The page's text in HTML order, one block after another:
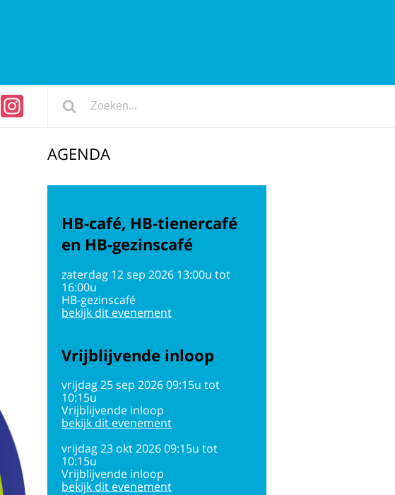
FacebookInstagram
AGENDA
HB-café, HB-tienercafé
en HB-gezinscafé
zaterdag 12 sep 2026 13:00u tot
16:00u
HB-gezinscafé
bekijk dit evenement
Vrijblijvende inloop
vrijdag 25 sep 2026 09:15u tot
10:15u
Vrijblijvende inloop
bekijk dit evenement
vrijdag 23 okt 2026 09:15u tot
10:15u
Vrijblijvende inloop
bekijk dit evenement